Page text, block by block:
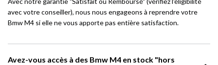
avec votre conseiller), nous nous engageons à reprendre votre
Bmw M4 si elle ne vous apporte pas entière satisfaction.
Avez-vous accès à des Bmw M4 en stock "hors